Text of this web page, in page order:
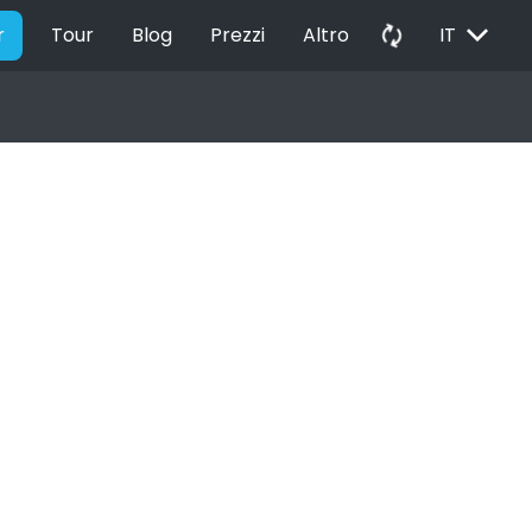
Tour Blog Prezzi Altro autorenew IT EXPAND_MORE